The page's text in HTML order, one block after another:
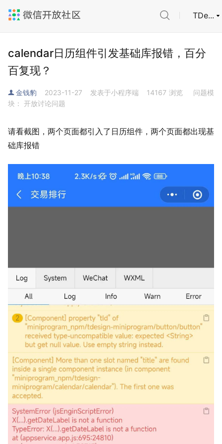
TDe...
calendar日历组件引发基础库报错，百分
百复现？
金钱豹 2023-11-27 发表于小程序端 14167 浏览
问题模
块： 开放讨论问题
请看截图，两个页面都引入了日历组件，两个页面都出现基
础库报错